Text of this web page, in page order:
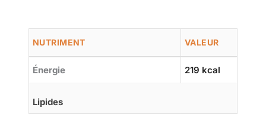
NUTRIMENT VALEUR
Énergie 219 kcal
Lipides